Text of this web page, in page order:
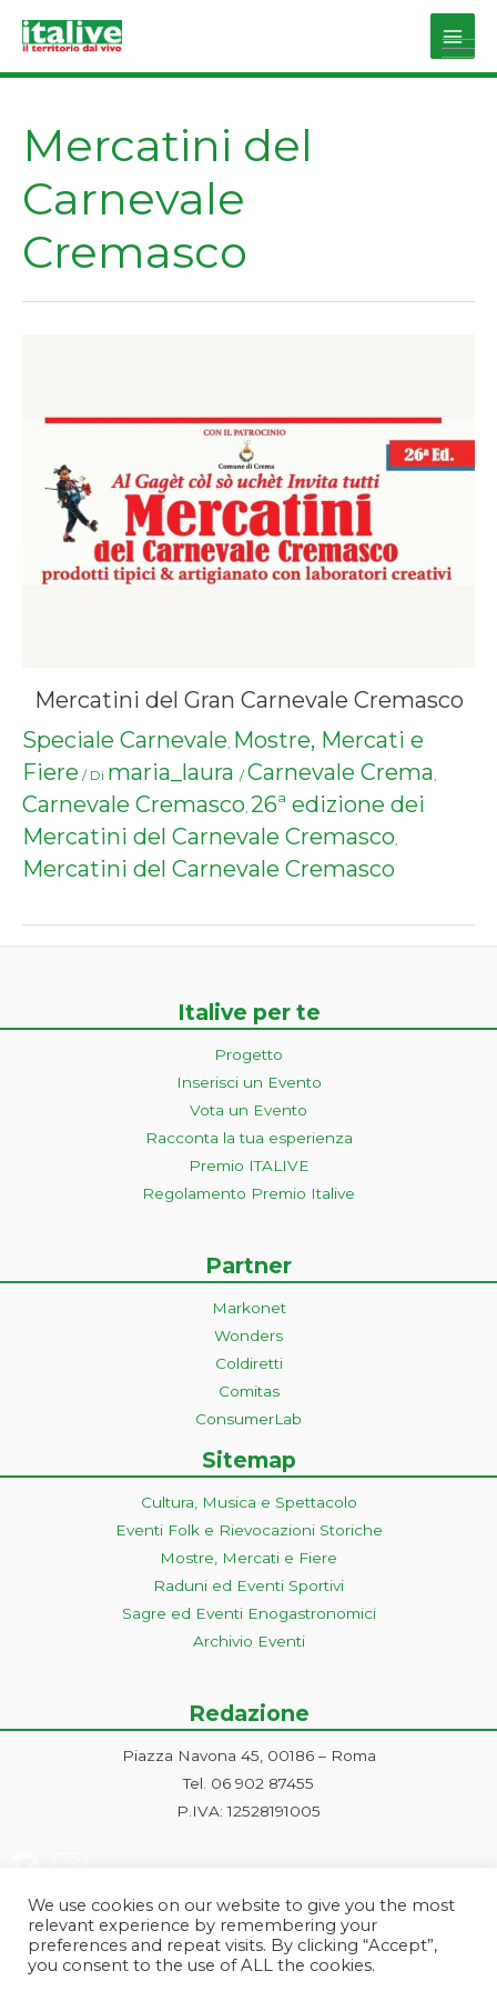
Main
Mercatini del
Carnevale
Cremasco
Mercatini del Gran Carnevale Cremasco
Speciale Carnevale, Mostre, Mercati e
Fiere / Di maria_laura / Carnevale Crema,
Carnevale Cremasco, 26ª edizione dei
Mercatini del Carnevale Cremasco,
Mercatini del Carnevale Cremasco
Italive per te
Progetto
Inserisci un Evento
Vota un Evento
Racconta la tua esperienza
Premio ITALIVE
Regolamento Premio Italive
Partner
Markonet
Wonders
Coldiretti
Comitas
ConsumerLab
Sitemap
Cultura, Musica e Spettacolo
Eventi Folk e Rievocazioni Storiche
Mostre, Mercati e Fiere
Raduni ed Eventi Sportivi
Sagre ed Eventi Enogastronomici
Archivio Eventi
Redazione
Piazza Navona 45, 00186 – Roma
Tel. 06 902 87455
P.IVA: 12528191005
We use cookies on our website to give you the most
relevant experience by remembering your
preferences and repeat visits. By clicking “Accept”,
you consent to the use of ALL the cookies.